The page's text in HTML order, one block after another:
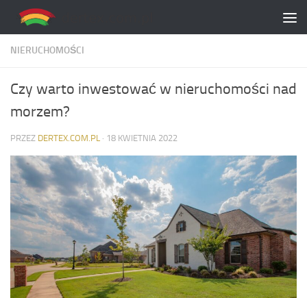
Skip to content
NIERUCHOMOŚCI
Czy warto inwestować w nieruchomości nad
morzem?
PRZEZ DERTEX.COM.PL · 18 KWIETNIA 2022